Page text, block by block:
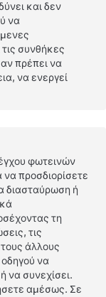
και δεν
να
συνθήκες
πρέπει να
να ενεργεί
φωτεινών
προσδιορίσετε
διασταύρωση ή
τη
τις
άλλους
να
να συνεχίσει.
αμέσως. Σε